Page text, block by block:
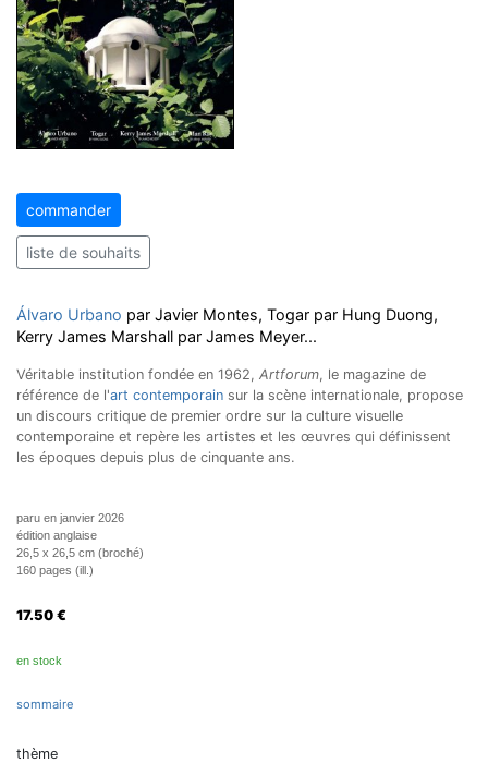
commander
liste de souhaits
Álvaro Urbano par Javier Montes, Togar par Hung Duong,
Kerry James Marshall par James Meyer...
Véritable institution fondée en 1962, Artforum, le magazine de
référence de l'art contemporain sur la scène internationale, propose
un discours critique de premier ordre sur la culture visuelle
contemporaine et repère les artistes et les œuvres qui définissent
les époques depuis plus de cinquante ans.
paru en janvier 2026
édition anglaise
26,5 x 26,5 cm (broché)
160 pages (ill.)
17.50 €
en stock
sommaire
thème